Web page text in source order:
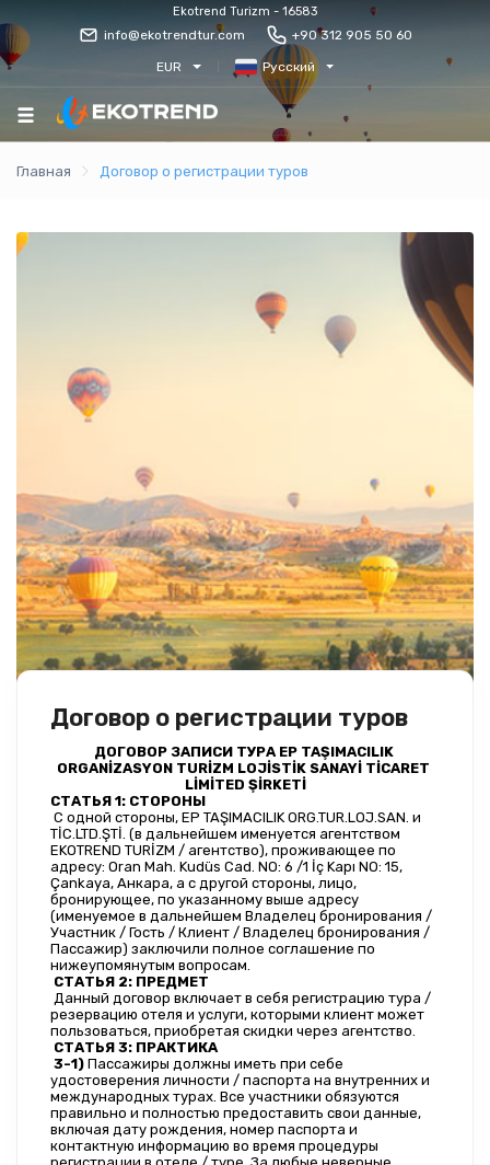
Ekotrend Turizm - 16583
info@ekotrendtur.com +90 312 905 50 60
EUR Русский
Главная Договор о регистрации туров
Договор о регистрации туров
ДОГОВОР ЗАПИСИ ТУРА EP TAŞIMACILIK
ORGANİZASYON TURİZM LOJİSTİK SANAYİ TİCARET
LİMİTED ŞİRKETİ
СТАТЬЯ 1: СТОРОНЫ
TİC.LTD.ŞTİ. (в дальнейшем именуется агентством
EKOTREND TURİZM / агентство), проживающее по
адресу: Oran Mah. Kudüs Cad. NO: 6 /1 İç Kapı NO: 15,
Çankaya, Анкара, а с другой стороны, лицо,
бронирующее, по указанному выше адресу
(именуемое в дальнейшем Владелец бронирования /
Участник / Гость / Клиент / Владелец бронирования /
Пассажир) заключили полное соглашение по
нижеупомянутым вопросам.
СТАТЬЯ 2: ПРЕДМЕТ
резервацию отеля и услуги, которыми клиент может
пользоваться, приобретая скидки через агентство.
СТАТЬЯ 3: ПРАКТИКА
3-1) Пассажиры должны иметь при себе
удостоверения личности / паспорта на внутренних и
международных турах. Все участники обязуются
правильно и полностью предоставить свои данные,
включая дату рождения, номер паспорта и
контактную информацию во время процедуры